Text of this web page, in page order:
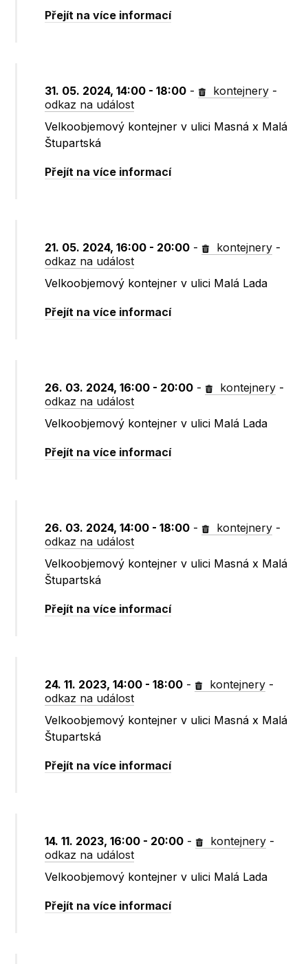
Přejít na více informací
31. 05. 2024, 14:00 - 18:00 - kontejnery -
odkaz na událost
Velkoobjemový kontejner v ulici Masná x Malá
Štupartská
Přejít na více informací
21. 05. 2024, 16:00 - 20:00 - kontejnery -
odkaz na událost
Velkoobjemový kontejner v ulici Malá Lada
Přejít na více informací
26. 03. 2024, 16:00 - 20:00 - kontejnery -
odkaz na událost
Velkoobjemový kontejner v ulici Malá Lada
Přejít na více informací
26. 03. 2024, 14:00 - 18:00 - kontejnery -
odkaz na událost
Velkoobjemový kontejner v ulici Masná x Malá
Štupartská
Přejít na více informací
24. 11. 2023, 14:00 - 18:00 - kontejnery -
odkaz na událost
Velkoobjemový kontejner v ulici Masná x Malá
Štupartská
Přejít na více informací
14. 11. 2023, 16:00 - 20:00 - kontejnery -
odkaz na událost
Velkoobjemový kontejner v ulici Malá Lada
Přejít na více informací